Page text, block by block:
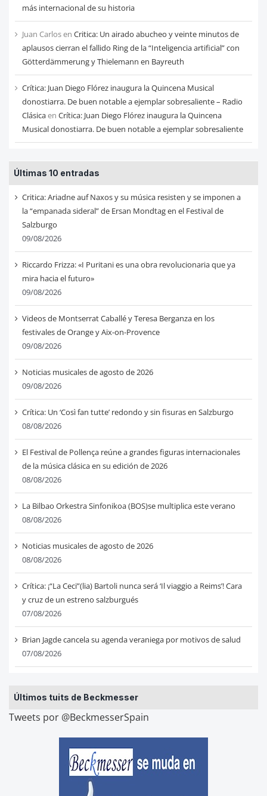
más internacional de su historia
Juan Carlosen Critica: Un airado abucheo y veinte minutos de
aplausos cierran el fallido Ring de la “Inteligencia artificial” con
Götterdämmerung y Thielemann en Bayreuth
Crítica: Juan Diego Flórez inaugura la Quincena Musical
donostiarra. De buen notable a ejemplar sobresaliente – Radio
Clásicaen Crítica: Juan Diego Flórez inaugura la Quincena
Musical donostiarra. De buen notable a ejemplar sobresaliente
Últimas 10 entradas
Critica: Ariadne auf Naxos y su música resisten y se imponen a
la “empanada sideral” de Ersan Mondtag en el Festival de
Salzburgo
09/08/2026
Riccardo Frizza: «I Puritani es una obra revolucionaria que ya
mira hacia el futuro»
09/08/2026
Videos de Montserrat Caballé y Teresa Berganza en los
festivales de Orange y Aix-on-Provence
09/08/2026
Noticias musicales de agosto de 2026
09/08/2026
Crítica: Un ‘Così fan tutte’ redondo y sin fisuras en Salzburgo
08/08/2026
El Festival de Pollença reúne a grandes figuras internacionales
de la música clásica en su edición de 2026
08/08/2026
La Bilbao Orkestra Sinfonikoa (BOS)se multiplica este verano
08/08/2026
Noticias musicales de agosto de 2026
08/08/2026
Crítica: ¡“La Ceci”(lia) Bartoli nunca será ‘Il viaggio a Reims’! Cara
y cruz de un estreno salzburgués
07/08/2026
Brian Jagde cancela su agenda veraniega por motivos de salud
07/08/2026
Últimos tuits de Beckmesser
Tweets por @BeckmesserSpain